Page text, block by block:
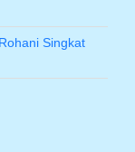
Singkat